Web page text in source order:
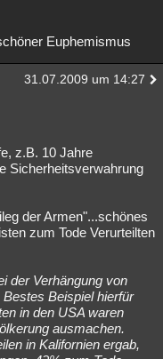
Euphemismus
31.07.2009 um 14:27
z.B. 10 Jahre
Sicherheitsverwahrung
der Armen"...schönes
zum Tode Verurteilten
der Verhängung von
Beispiel hierfür
in den USA waren
ausmachen.
in Kalifornien ergab,